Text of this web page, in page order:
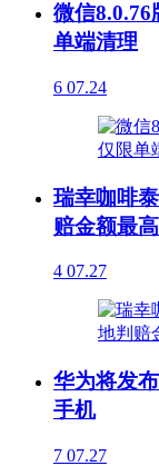
微信
单端清理
6 07.24
瑞幸咖啡
赔金额最
4 07.27
华为将发
手机
7 07.27